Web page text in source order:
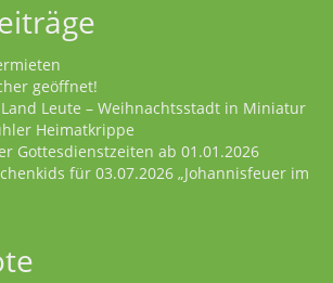
geöffnet!
Leute – Weihnachtsstadt in Miniatur
Heimatkrippe
Gottesdienstzeiten ab 01.01.2026
für 03.07.2026 „Johannisfeuer im